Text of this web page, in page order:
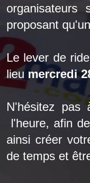
organisateurs
proposant
Le lever de
lieu mercredi
N'hésitez
l'heure, afin
ainsi créer
de temps et